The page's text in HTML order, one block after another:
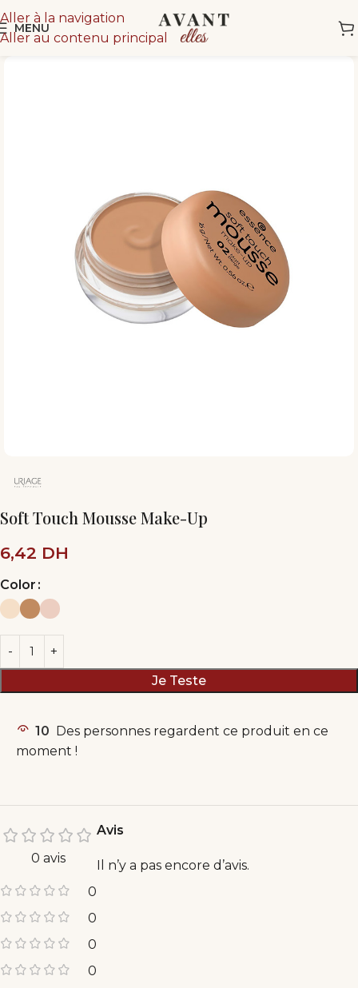
Aller à la navigation
Aller au contenu principal
MENU
Soft Touch Mousse Make-Up
6,42 DH
Color
Je Teste
10 Des personnes regardent ce produit en ce
moment !
0 avis
0
0
0
0
Avis
Il n’y a pas encore d’avis.